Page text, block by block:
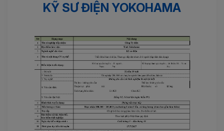
KỸ SƯ ĐIỆN YOKOHAMA